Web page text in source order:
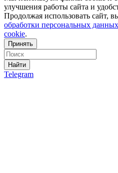
улучшения работы сайта и
Продолжая использовать сайт,
обработки персональных данных
cookie.
Принять
Найти
Telegram